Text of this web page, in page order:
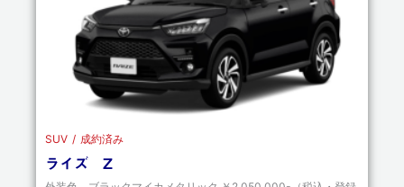
SUV 成約済み
ライズ Z